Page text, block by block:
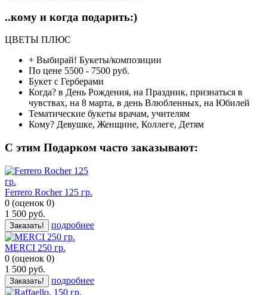
..кому и когда подарить:)
ЦВЕТЫ ПЛЮС
+ Выбирай! Букеты/композиции
По цене 5500 - 7500 руб.
Букет с Герберами
Когда? в День Рождения, на Праздник, признаться в
чувствах, на 8 марта, в день Влюбленных, на Юбилей
Тематические букеты врачам, учителям
Кому? Девушке, Женщине, Коллеге, Детям
C этим Подарком часто заказывают:
Ferrero Rocher 125 гр.
0 (оценок 0)
1 500 руб.
Заказать! подробнее
MERCI 250 гр.
0 (оценок 0)
1 500 руб.
Заказать! подробнее